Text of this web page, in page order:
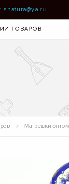
shatura@ya.ru
ТОВАРОВ
Матрешки оптом